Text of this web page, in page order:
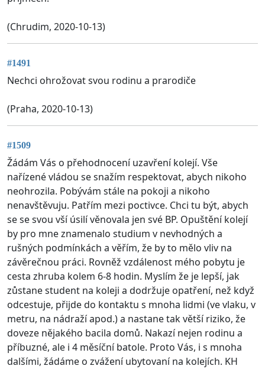
(Chrudim, 2020-10-13)
#1491
Nechci ohrožovat svou rodinu a prarodiče
(Praha, 2020-10-13)
#1509
Žádám Vás o přehodnocení uzavření kolejí. Vše
nařízené vládou se snažím respektovat, abych nikoho
neohrozila. Pobývám stále na pokoji a nikoho
nenavštěvuju. Patřím mezi poctivce. Chci tu být, abych
se se svou vší úsilí věnovala jen své BP. Opuštění kolejí
by pro mne znamenalo studium v nevhodných a
rušných podmínkách a věřím, že by to mělo vliv na
závěrečnou práci. Rovněž vzdálenost mého pobytu je
cesta zhruba kolem 6-8 hodin. Myslím že je lepší, jak
zůstane student na koleji a dodržuje opatření, než když
odcestuje, přijde do kontaktu s mnoha lidmi (ve vlaku, v
metru, na nádraží apod.) a nastane tak větší riziko, že
doveze nějakého bacila domů. Nakazí nejen rodinu a
příbuzné, ale i 4 měsíční batole. Proto Vás, i s mnoha
dalšími, žádáme o zvážení ubytovaní na kolejích. KH